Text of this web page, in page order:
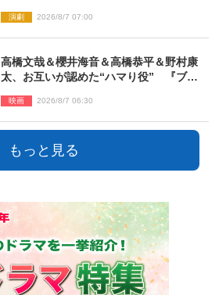
演劇 2026/8/7 07:00
高橋文哉＆櫻井海音＆高橋恭平＆野村康
太、お互いが認めた“ハマり役” 『ブル
映画 2026/8/7 06:30
もっと見る